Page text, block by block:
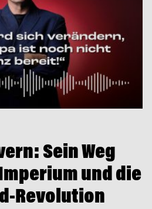
Sein Weg
und die
Revolution